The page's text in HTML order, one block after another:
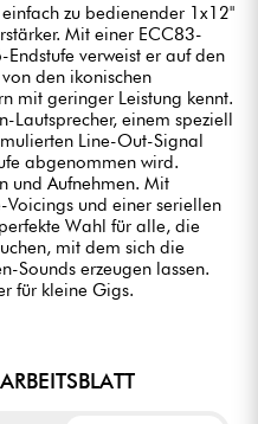
zu bedienender 1x12"
Mit einer ECC83-
verweist er auf den
den ikonischen
mit geringer Leistung kennt.
Lautsprecher, einem speziell
Line-Out-Signal
abgenommen wird.
und Aufnehmen. Mit
und einer seriellen
Wahl für alle, die
mit dem sich die
Sounds erzeugen lassen.
für kleine Gigs.